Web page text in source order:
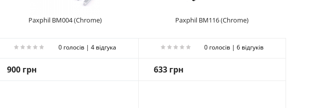
Paxphil BM004 (Chrome) Paxphil BM116 (Chrome)
0 голосів | 4 відгука 0 голосів | 6 відгуків
900 грн 633 грн